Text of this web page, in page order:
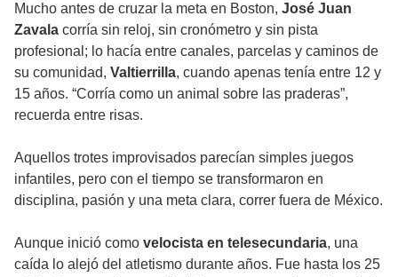
Mucho antes de cruzar la meta en Boston, José Juan
Zavala corría sin reloj, sin cronómetro y sin pista
profesional; lo hacía entre canales, parcelas y caminos de
su comunidad, Valtierrilla, cuando apenas tenía entre 12 y
15 años. “Corría como un animal sobre las praderas”,
recuerda entre risas.
Aquellos trotes improvisados parecían simples juegos
infantiles, pero con el tiempo se transformaron en
disciplina, pasión y una meta clara, correr fuera de México.
Aunque inició como velocista en telesecundaria, una
caída lo alejó del atletismo durante años. Fue hasta los 25